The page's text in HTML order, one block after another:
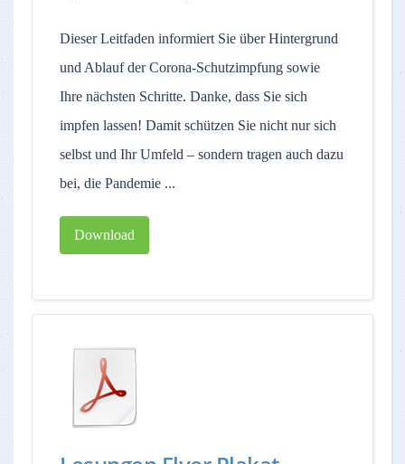
Dieser Leitfaden informiert Sie über Hintergrund
und Ablauf der Corona-Schutzimpfung sowie
Ihre nächsten Schritte. Danke, dass Sie sich
impfen lassen! Damit schützen Sie nicht nur sich
selbst und Ihr Umfeld – sondern tragen auch dazu
bei, die Pandemie ...
Download